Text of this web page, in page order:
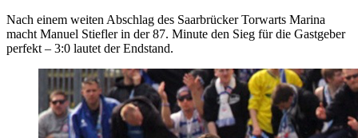
Nach einem weiten Abschlag des Saarbrücker Torwarts Marina
macht Manuel Stiefler in der 87. Minute den Sieg für die Gastgeber
perfekt – 3:0 lautet der Endstand.